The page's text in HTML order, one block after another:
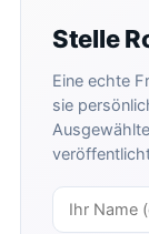
Stelle
Eine echte
sie